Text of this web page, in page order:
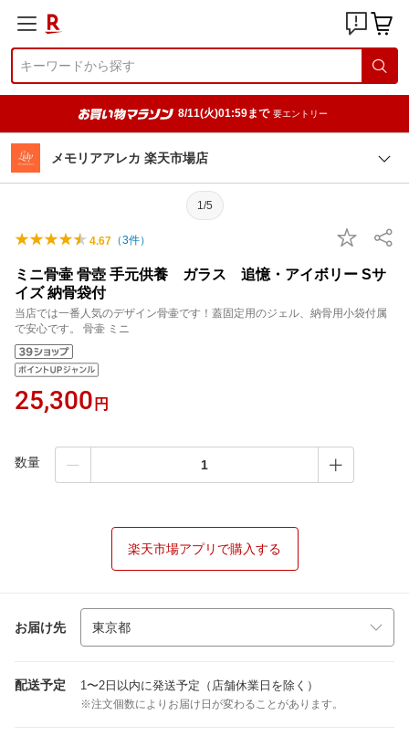
8/11(火)01:59まで 要エントリー
メモリアアレカ 楽天市場店
1/5
4.67 （3件）
ミニ骨壷 骨壺 手元供養 ガラス 追憶・アイボリー Sサ
イズ 納骨袋付
当店では一番人気のデザイン骨壷です！蓋固定用のジェル、納骨用小袋付属
で安心です。 骨壷 ミニ
25,300 円
数量
楽天市場アプリで購入する
お届け先
配送予定 1〜2日以内に発送予定（店舗休業日を除く）
※注文個数によりお届け日が変わることがあります。